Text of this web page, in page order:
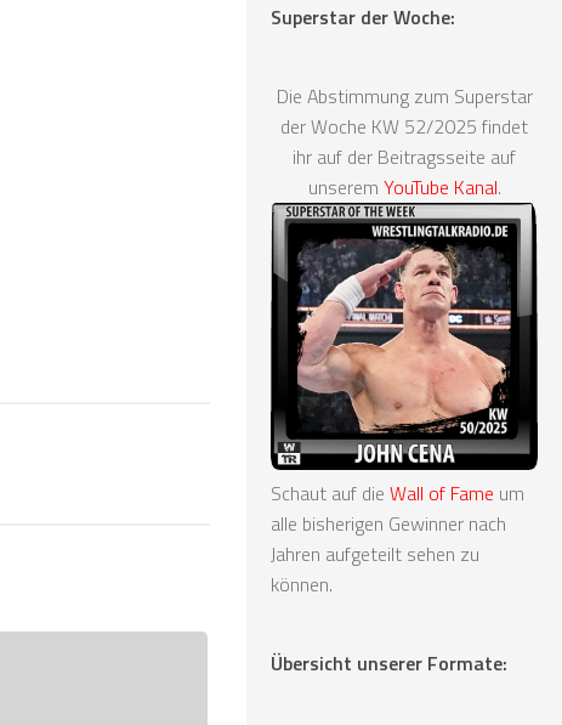
Superstar der Woche:
Die Abstimmung zum Superstar
der Woche KW 52/2025 findet
ihr auf der Beitragsseite auf
unserem YouTube Kanal.
Schaut auf die Wall of Fame um
alle bisherigen Gewinner nach
Jahren aufgeteilt sehen zu
können.
Übersicht unserer Formate: